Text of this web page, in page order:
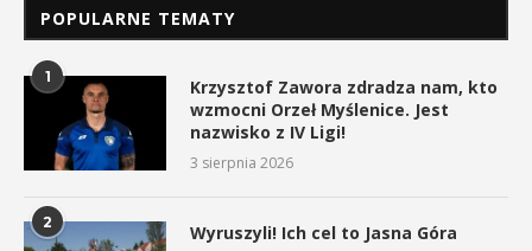
POPULARNE TEMATY
1
Krzysztof Zawora zdradza nam, kto
wzmocni Orzeł Myślenice. Jest
nazwisko z IV Ligi!
3 sierpnia 2026
2 Wyruszyli! Ich cel to Jasna Góra